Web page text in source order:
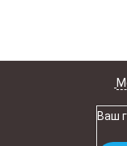
Ваш